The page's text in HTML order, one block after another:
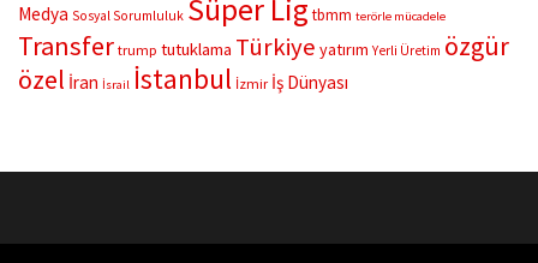
Medya Sosyal Sorumluluk Süper Lig tbmm terörle mücadele
Transfer trump tutuklama Türkiye yatırım Yerli Üretim özgür
özel İran İsrail İstanbul İzmir İş Dünyası